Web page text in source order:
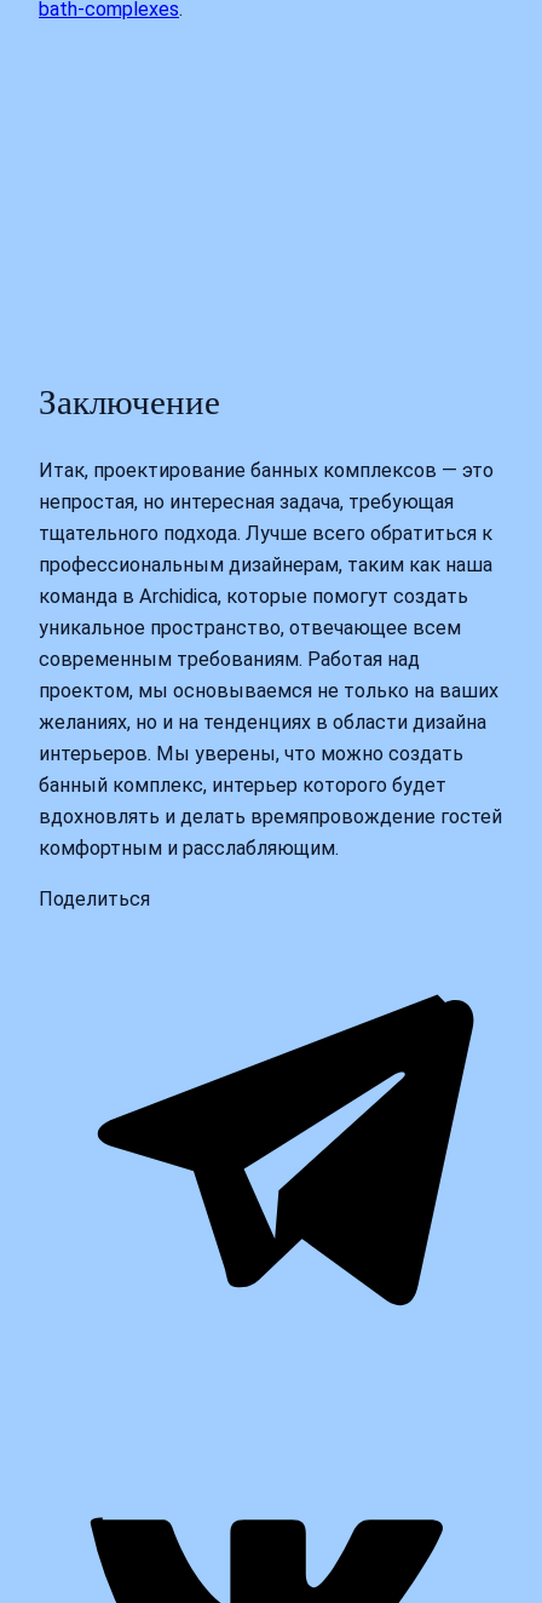
bath-complexes.
Заключение
Итак, проектирование банных комплексов — это
непростая, но интересная задача, требующая
тщательного подхода. Лучше всего обратиться к
профессиональным дизайнерам, таким как наша
команда в Archidica, которые помогут создать
уникальное пространство, отвечающее всем
современным требованиям. Работая над
проектом, мы основываемся не только на ваших
желаниях, но и на тенденциях в области дизайна
интерьеров. Мы уверены, что можно создать
банный комплекс, интерьер которого будет
вдохновлять и делать времяпровождение гостей
комфортным и расслабляющим.
Поделиться